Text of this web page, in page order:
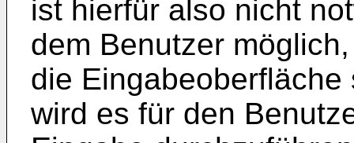
ist hierfür also nicht
dem Benutzer
die
wird es für den